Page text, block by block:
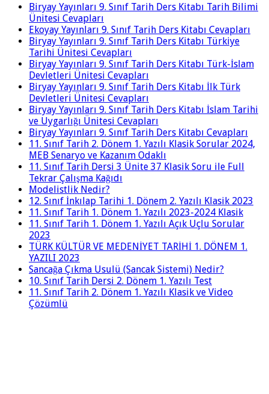
Biryay Yayınları 9. Sınıf Tarih Ders Kitabı Tarih Bilimi
Ünitesi Cevapları
Ekoyay Yayınları 9. Sınıf Tarih Ders Kitabı Cevapları
Biryay Yayınları 9. Sınıf Tarih Ders Kitabı Türkiye
Tarihi Ünitesi Cevapları
Biryay Yayınları 9. Sınıf Tarih Ders Kitabı Türk-İslam
Devletleri Ünitesi Cevapları
Biryay Yayınları 9. Sınıf Tarih Ders Kitabı İlk Türk
Devletleri Ünitesi Cevapları
Biryay Yayınları 9. Sınıf Tarih Ders Kitabı İslam Tarihi
ve Uygarlığı Ünitesi Cevapları
Biryay Yayınları 9. Sınıf Tarih Ders Kitabı Cevapları
11. Sınıf Tarih 2. Dönem 1. Yazılı Klasik Sorular 2024,
MEB Senaryo ve Kazanım Odaklı
11. Sınıf Tarih Dersi 3 Ünite 37 Klasik Soru ile Full
Tekrar Çalışma Kağıdı
Modelistlik Nedir?
12. Sınıf İnkılap Tarihi 1. Dönem 2. Yazılı Klasik 2023
11. Sınıf Tarih 1. Dönem 1. Yazılı 2023-2024 Klasik
11. Sınıf Tarih 1. Dönem 1. Yazılı Açık Uçlu Sorular
2023
TÜRK KÜLTÜR VE MEDENİYET TARİHİ 1. DÖNEM 1.
YAZILI 2023
Sancağa Çıkma Usulü (Sancak Sistemi) Nedir?
10. Sınıf Tarih Dersi 2. Dönem 1. Yazılı Test
11. Sınıf Tarih 2. Dönem 1. Yazılı Klasik ve Video
Çözümlü